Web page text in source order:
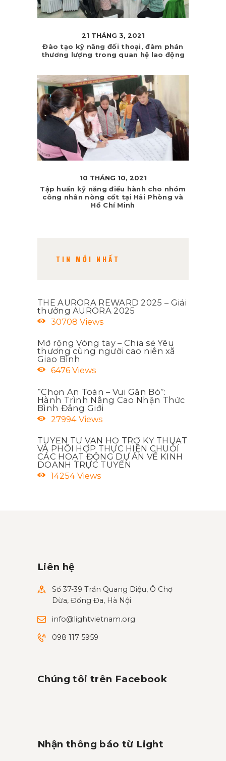
21 THÁNG 3, 2021
Đào tạo kỹ năng đối thoại, đàm phán
thương lượng trong quan hệ lao động
10 THÁNG 10, 2021
Tập huấn kỹ năng điều hành cho nhóm
công nhân nòng cốt tại Hải Phòng và
Hồ Chí Minh
TIN MỚI NHẤT
THE AURORA REWARD 2025 – Giải
thưởng AURORA 2025
30708 Views
Mở rộng Vòng tay – Chia sẻ Yêu
thương cùng người cao niên xã
Giao Bình
6476 Views
“Chọn An Toàn – Vui Gắn Bó”:
Hành Trình Nâng Cao Nhận Thức
Bình Đẳng Giới
27994 Views
TUYỂN TƯ VẤN HỖ TRỢ KỸ THUẬT
VÀ PHÔI HỢP THỰC HIỆN CHUỖI
CÁC HOẠT ĐỘNG DỰ ÁN VỀ KINH
DOANH TRỰC TUYẾN
14254 Views
Liên hệ
Số 37-39 Trần Quang Diệu, Ô Chợ
Dừa, Đống Đa, Hà Nội
info@lightvietnam.org
098 117 5959
Chúng tôi trên Facebook
Nhận thông báo từ Light